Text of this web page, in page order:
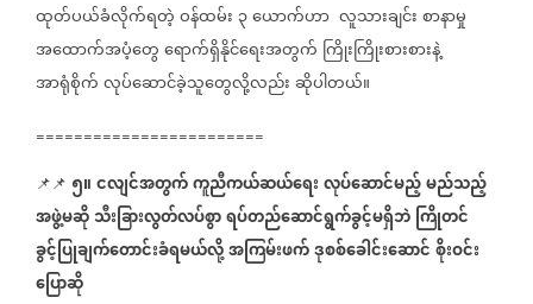
ထုတ်ပယ်ခံလိုက်ရတဲ့ဝန်ထမ်း ၃ယောက်ဟာ လူသားချင်းစာနာမှု
အထောက်အပံ့တွေရောက်ရှိနိုင်ရေးအတွက် ကြိုးကြိုးစားစားနဲ့
အာရုံစိုက်လုပ်ဆောင်ခဲ့သူတွေလို့လည်းဆိုပါတယ်။
========================
📌📌 ၅။ငလျင်အတွက်ကူညီကယ်ဆယ်ရေးလုပ်ဆောင်မည့်မည်သည့်
အဖွဲ့မဆိုသီးခြားလွတ်လပ်စွာရပ်တည်ဆောင်ရွက်ခွင့်မရှိဘဲကြိုတင်
ခွင့်ပြုချက်တောင်းခံရမယ်လို့အကြမ်းဖက်ဒုစစ်ခေါင်းဆောင်စိုးဝင်း
ပြောဆို